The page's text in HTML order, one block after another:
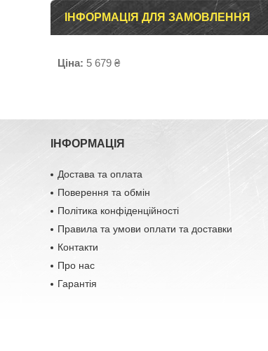
ІНФОРМАЦІЯ ДЛЯ ЗАМОВЛЕННЯ
Ціна: 5 679 ₴
ІНФОРМАЦІЯ
Достава та оплата
Поверення та обмін
Політика конфіденційності
Правила та умови оплати та доставки
Контакти
Про нас
Гарантія